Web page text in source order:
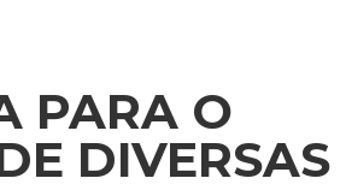
PARA O
DIVERSAS